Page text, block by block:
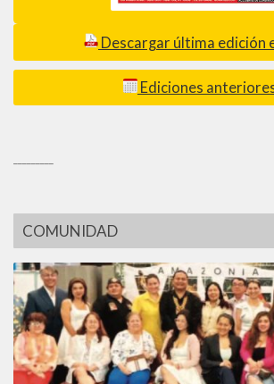
Descargar última edición
Ediciones
COMUNIDAD